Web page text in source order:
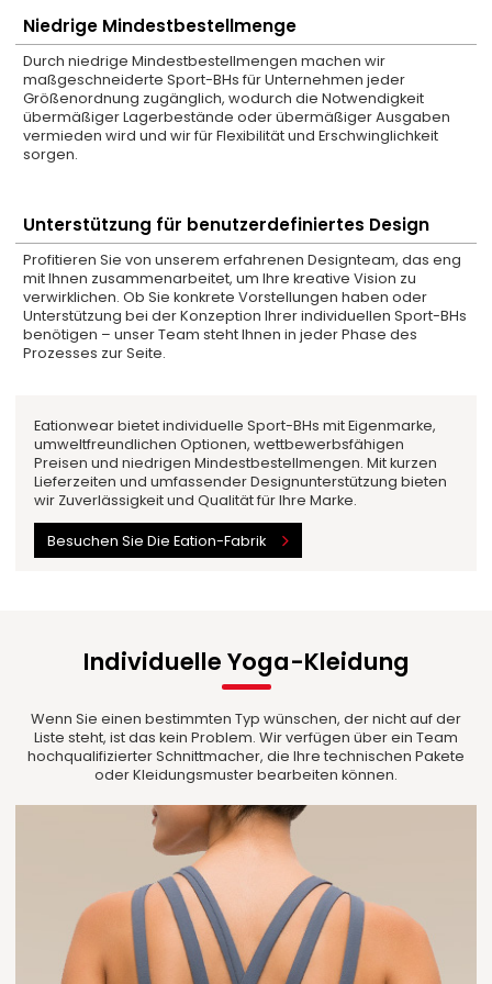
Niedrige Mindestbestellmenge
Durch niedrige Mindestbestellmengen machen wir
maßgeschneiderte Sport-BHs für Unternehmen jeder
Größenordnung zugänglich, wodurch die Notwendigkeit
übermäßiger Lagerbestände oder übermäßiger Ausgaben
vermieden wird und wir für Flexibilität und Erschwinglichkeit
sorgen.
Unterstützung für benutzerdefiniertes Design
Profitieren Sie von unserem erfahrenen Designteam, das eng
mit Ihnen zusammenarbeitet, um Ihre kreative Vision zu
verwirklichen. Ob Sie konkrete Vorstellungen haben oder
Unterstützung bei der Konzeption Ihrer individuellen Sport-BHs
benötigen – unser Team steht Ihnen in jeder Phase des
Prozesses zur Seite.
Eationwear bietet individuelle Sport-BHs mit Eigenmarke,
umweltfreundlichen Optionen, wettbewerbsfähigen
Preisen und niedrigen Mindestbestellmengen. Mit kurzen
Lieferzeiten und umfassender Designunterstützung bieten
wir Zuverlässigkeit und Qualität für Ihre Marke.
Besuchen Sie Die Eation-Fabrik
Individuelle Yoga-Kleidung
Wenn Sie einen bestimmten Typ wünschen, der nicht auf der
Liste steht, ist das kein Problem. Wir verfügen über ein Team
hochqualifizierter Schnittmacher, die Ihre technischen Pakete
oder Kleidungsmuster bearbeiten können.